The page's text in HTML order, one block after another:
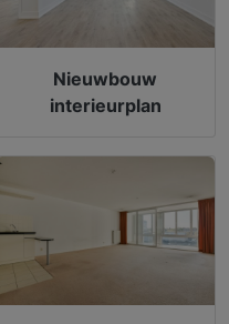
Nieuwbouw
interieurplan